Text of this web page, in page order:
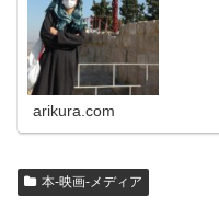
arikura.com
本-映画-メディア